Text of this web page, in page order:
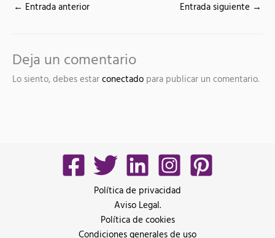
← Entrada anterior Entrada siguiente →
Deja un comentario
Lo siento, debes estar conectado para publicar un comentario.
Política de privacidad
Aviso Legal.
Política de cookies
Condiciones generales de uso